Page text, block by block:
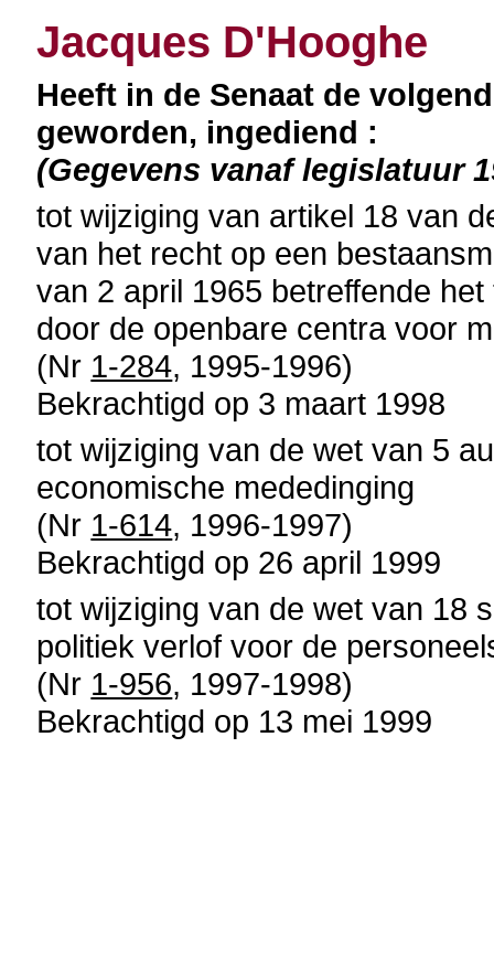
Jacques D'Hooghe
Heeft in de Senaat de
geworden, ingediend :
(Gegevens vanaf legislatuur
tot wijziging van artikel 18 van
van het recht op een
van 2 april 1965 betreffende
door de openbare centra voor
(Nr 1-284, 1995-1996)
Bekrachtigd op 3 maart 1998
tot wijziging van de wet van 5
economische mededinging
(Nr 1-614, 1996-1997)
Bekrachtigd op 26 april 1999
tot wijziging van de wet van 18
politiek verlof voor de
(Nr 1-956, 1997-1998)
Bekrachtigd op 13 mei 1999